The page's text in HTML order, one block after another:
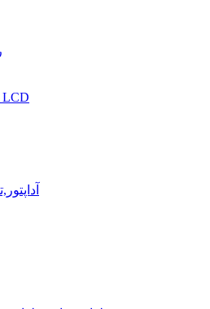
لوازم تلویزیون LED و LCD